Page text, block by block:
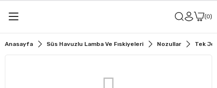
0
Anasayfa Süs Havuzlu Lamba Ve Fıskiyeleri Nozullar Tek